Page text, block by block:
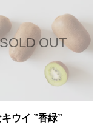
ウイ ”香緑”